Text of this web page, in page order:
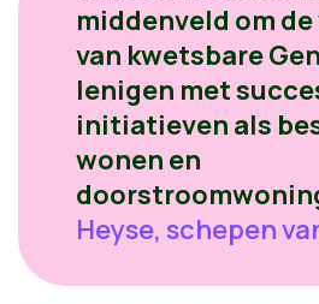
middenveld om
van kwetsbare
lenigen met
initiatieven als
wonen en
Heyse, schepen